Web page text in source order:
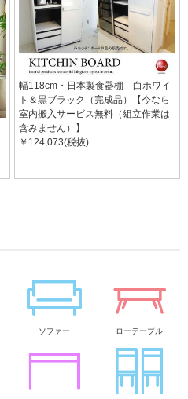
幅118cm・日本製食器棚 白ホワイ
ト＆黒ブラック（完成品）【今なら
室内搬入サービス無料（組立作業は
含みません）】
￥124,073(税抜)
ソファー ローテーブル